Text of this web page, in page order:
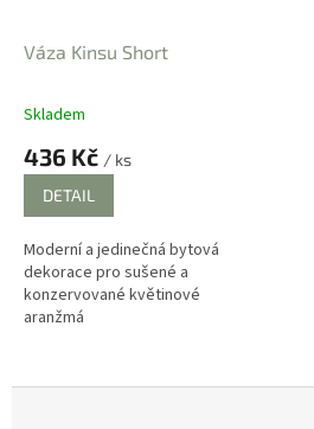
Váza Kinsu Short
Průměrné
produktu
5
hvězdiček.
Skladem
436 Kč / ks
DETAIL
Moderní a jedinečná bytová
dekorace pro sušené a
konzervované květinové
aranžmá